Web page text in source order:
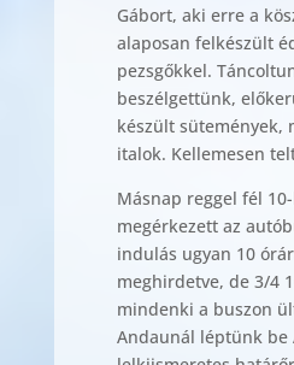
Gábort, aki erre a
alaposan felkészült
pezsgőkkel.
beszélgettünk,
készült sütemények,
italok. Kellemesen
Másnap reggel fél
megérkezett az
indulás ugyan 10
meghirdetve, de 3/4
mindenki a buszon
Andaunál léptünk be